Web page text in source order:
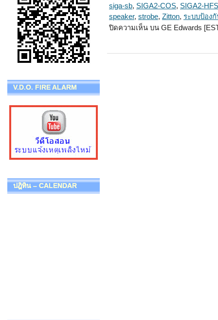
V.D.O. FIRE ALARM
ปฎิทิน – CALENDAR
siga-sb, SIGA2-COS, SIGA2-HFS
speaker, strobe, Zitton, ระบบป้อง
ปิดความเห็น บน GE Edwards